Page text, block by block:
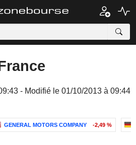
- Modifié le 01/10/2013 à 09:44
GENERAL MOTORS COMPANY -2,49 %